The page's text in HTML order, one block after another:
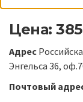
Цена:
Адрес
Энгельса 36,
Почтовый